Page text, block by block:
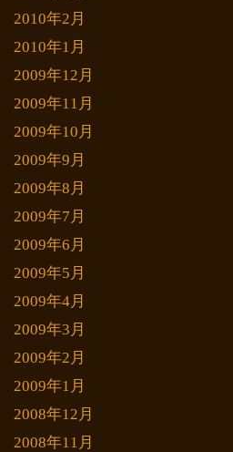
2010年2月
2010年1月
2009年12月
2009年11月
2009年10月
2009年9月
2009年8月
2009年7月
2009年6月
2009年5月
2009年4月
2009年3月
2009年2月
2009年1月
2008年12月
2008年11月